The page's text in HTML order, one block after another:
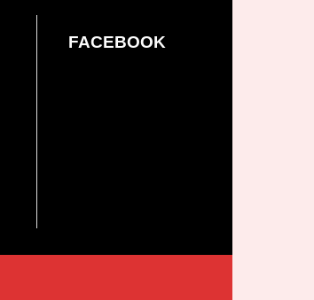
FACEBOOK